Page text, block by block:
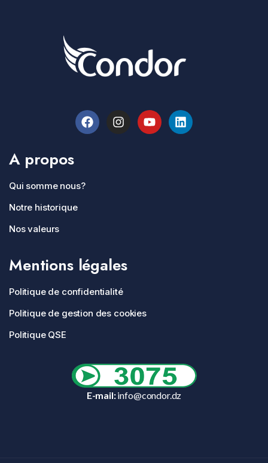
A propos
Qui somme nous?
Notre historique
Nos valeurs
Mentions légales
Politique de confidentialité
Politique de gestion des cookies
Politique QSE
E-mail:info@condor.dz